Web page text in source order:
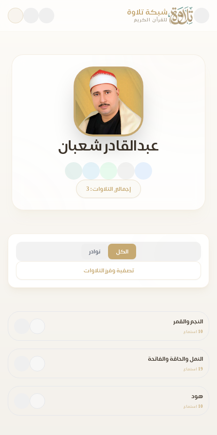
شبكة تلاوة
للقرآن الكريم
عبدالقادر شعبان
إجمالي التلاوات: 3
الكل نوادر
تصفية وفرز التلاوات
النجم والقمر
10 استماع
النمل والحاقة والفاتحة
19 استماع
هود
10 استماع